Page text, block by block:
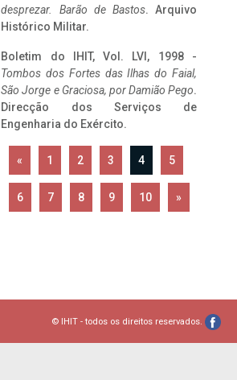
desprezar. Barão de Bastos. Arquivo
Histórico Militar.
Boletim do IHIT, Vol. LVI, 1998 -
Tombos dos Fortes das Ilhas do Faial,
São Jorge e Graciosa, por Damião Pego.
Direcção dos Serviços de
Engenharia do Exército.
« 1 2 3 4 5
6 7 8 9 10 »
© IHIT - todos os direitos reservados.